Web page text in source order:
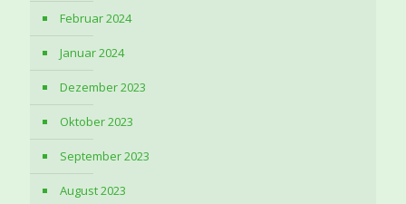
Februar 2024
Januar 2024
Dezember 2023
Oktober 2023
September 2023
August 2023